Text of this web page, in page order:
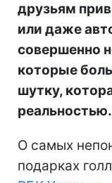
друзьям
или даже
совершенно
которые
шутку,
реальностью.
О самых
подарках